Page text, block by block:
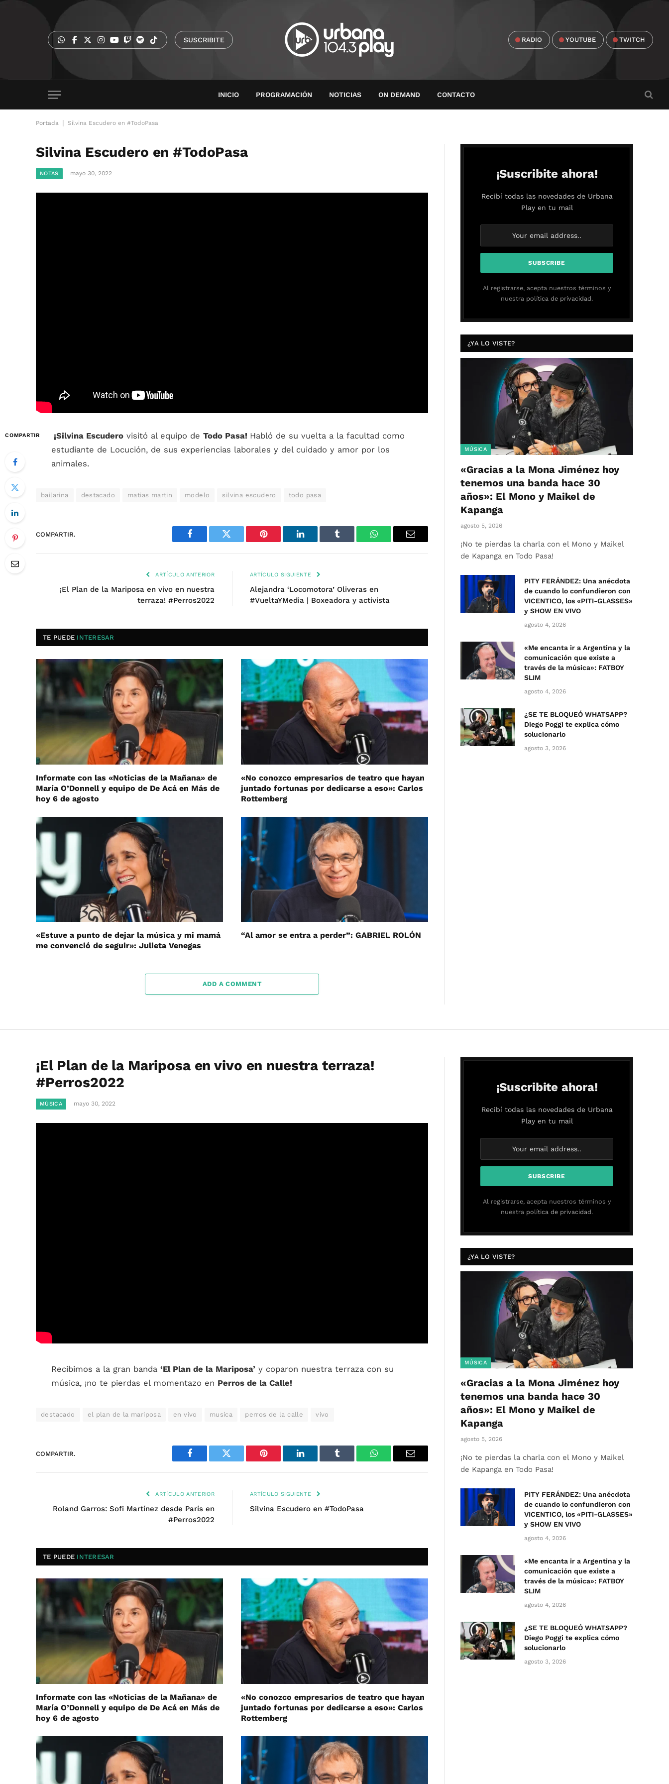
SUSCRIBITE RADIO YOUTUBE TWITCH
INICIO PROGRAMACIÓN NOTICIAS ON DEMAND CONTACTO
Portada Silvina Escudero en #TodoPasa
Silvina Escudero en #TodoPasa
NOTAS mayo 30, 2022
COMPARTIR ¡Silvina Escudero visitó al equipo de Todo Pasa! Habló de su vuelta a la facultad como
estudiante de Locución, de sus experiencias laborales y del cuidado y amor por los
animales.
bailarina destacado matias martin modelo silvina escudero todo pasa
COMPARTIR.
Facebook Twitter Pinterest LinkedIn Tumblr WhatsAppEmail
ARTÍCULO ANTERIOR
¡El Plan de la Mariposa en vivo en nuestra
terraza! #Perros2022
ARTÍCULO SIGUIENTE
Alejandra ‘Locomotora’ Oliveras en
#VueltaYMedia | Boxeadora y activista
TE PUEDE INTERESAR
Informate con las «Noticias de la Mañana» de
María O’Donnell y equipo de De Acá en Más de
hoy 6 de agosto
«No conozco empresarios de teatro que hayan
juntado fortunas por dedicarse a eso»: Carlos
Rottemberg
«Estuve a punto de dejar la música y mi mamá
me convenció de seguir»: Julieta Venegas
“Al amor se entra a perder”: GABRIEL ROLÓN
ADD A COMMENT
¡Suscribite ahora!
Recibí todas las novedades de Urbana
Play en tu mail
Al registrarse, acepta nuestros términos y
nuestra política de privacidad.
¿YA LO VISTE?
MÚSICA
«Gracias a la Mona Jiménez hoy
tenemos una banda hace 30
años»: El Mono y Maikel de
Kapanga
agosto 5, 2026
¡No te pierdas la charla con el Mono y Maikel
de Kapanga en Todo Pasa!
PITY FERÁNDEZ: Una anécdota
de cuando lo confundieron con
VICENTICO, los «PITI-GLASSES»
y SHOW EN VIVO
agosto 4, 2026
«Me encanta ir a Argentina y la
comunicación que existe a
través de la música»: FATBOY
SLIM
agosto 4, 2026
¿SE TE BLOQUEÓ WHATSAPP?
Diego Poggi te explica cómo
solucionarlo
agosto 3, 2026
¡El Plan de la Mariposa en vivo en nuestra terraza!
#Perros2022
MÚSICA mayo 30, 2022
Recibimos a la gran banda ‘El Plan de la Mariposa’ y coparon nuestra terraza con su
música, ¡no te pierdas el momentazo en Perros de la Calle!
destacado el plan de la mariposa en vivo musica perros de la calle vivo
COMPARTIR.
Facebook Twitter Pinterest LinkedIn Tumblr WhatsAppEmail
ARTÍCULO ANTERIOR
Roland Garros: Sofi Martínez desde París en
#Perros2022
ARTÍCULO SIGUIENTE
Silvina Escudero en #TodoPasa
TE PUEDE INTERESAR
Informate con las «Noticias de la Mañana» de
María O’Donnell y equipo de De Acá en Más de
hoy 6 de agosto
«No conozco empresarios de teatro que hayan
juntado fortunas por dedicarse a eso»: Carlos
Rottemberg
¡Suscribite ahora!
Recibí todas las novedades de Urbana
Play en tu mail
Al registrarse, acepta nuestros términos y
nuestra política de privacidad.
¿YA LO VISTE?
MÚSICA
«Gracias a la Mona Jiménez hoy
tenemos una banda hace 30
años»: El Mono y Maikel de
Kapanga
agosto 5, 2026
¡No te pierdas la charla con el Mono y Maikel
de Kapanga en Todo Pasa!
PITY FERÁNDEZ: Una anécdota
de cuando lo confundieron con
VICENTICO, los «PITI-GLASSES»
y SHOW EN VIVO
agosto 4, 2026
«Me encanta ir a Argentina y la
comunicación que existe a
través de la música»: FATBOY
SLIM
agosto 4, 2026
¿SE TE BLOQUEÓ WHATSAPP?
Diego Poggi te explica cómo
solucionarlo
agosto 3, 2026